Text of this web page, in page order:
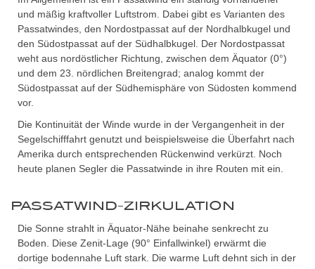
und mäßig kraftvoller Luftstrom. Dabei gibt es Varianten des
Passatwindes, den Nordostpassat auf der Nordhalbkugel und
den Südostpassat auf der Südhalbkugel. Der Nordostpassat
weht aus nordöstlicher Richtung, zwischen dem Äquator (0°)
und dem 23. nördlichen Breitengrad; analog kommt der
Südostpassat auf der Südhemisphäre von Südosten kommend
vor.
Die Kontinuität der Winde wurde in der Vergangenheit in der
Segelschifffahrt genutzt und beispielsweise die Überfahrt nach
Amerika durch entsprechenden Rückenwind verkürzt. Noch
heute planen Segler die Passatwinde in ihre Routen mit ein.
PASSATWIND-ZIRKULATION
Die Sonne strahlt in Äquator-Nähe beinahe senkrecht zu
Boden. Diese Zenit-Lage (90° Einfallwinkel) erwärmt die
dortige bodennahe Luft stark. Die warme Luft dehnt sich in der